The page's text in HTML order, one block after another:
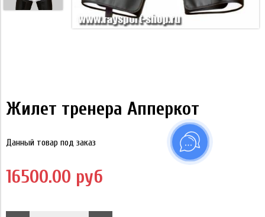
Жилет тренера Апперкот
Данный товар под заказ
16500.00 руб